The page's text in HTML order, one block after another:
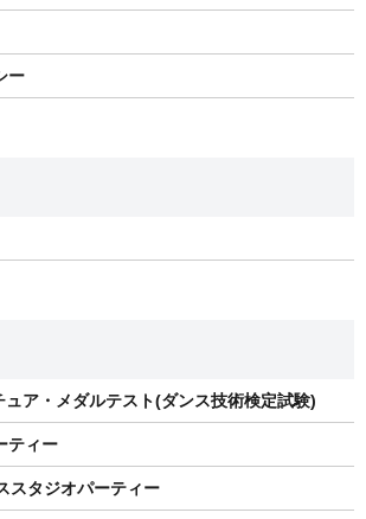
ー
ア・メダルテスト(ダンス技術検定試験)
ティー
タジオパーティー